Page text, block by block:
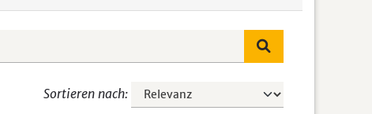
Sortieren nach